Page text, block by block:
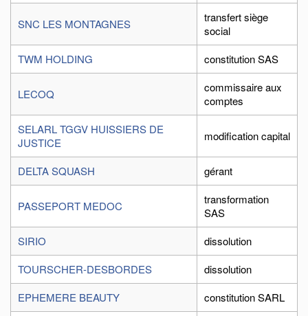
SNC LES MONTAGNES
transfert siège
social
TWM HOLDING
constitution SAS
LECOQ
commissaire aux
comptes
SELARL TGGV HUISSIERS DE
JUSTICE
modification capital
DELTA SQUASH gérant
PASSEPORT MEDOC
transformation
SAS
SIRIO
dissolution
TOURSCHER-DESBORDES
dissolution
EPHEMERE BEAUTY
constitution SARL